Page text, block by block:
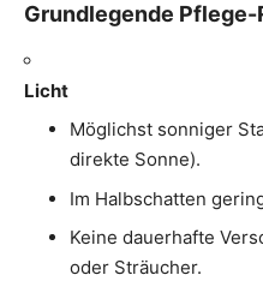
Grundlegende
Licht
Möglichst sonniger
direkte Sonne).
Im Halbschatten
Keine dauerhafte
oder Sträucher.